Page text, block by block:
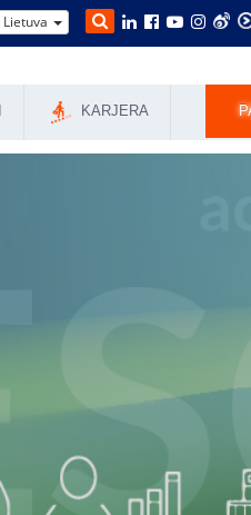
Lietuva
KARJERA